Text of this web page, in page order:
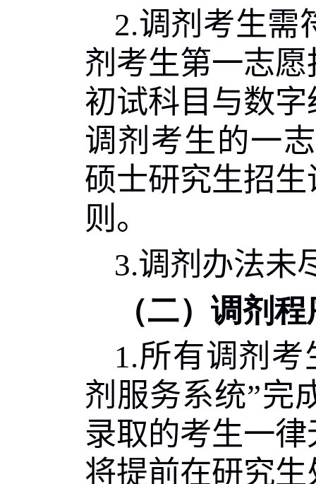
2.调剂考生需
剂考生第一志
初试科目与数字
调剂考生的一
硕士研究生招
则。
3.调剂办法未
（二）调剂程
1.所有调剂考
剂服务系统”完
录取的考生一
将提前在研究